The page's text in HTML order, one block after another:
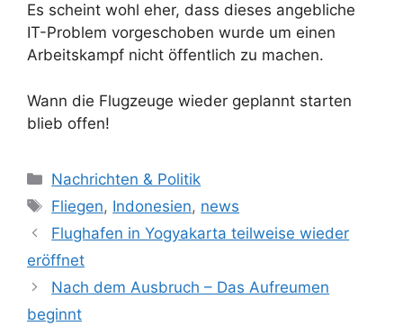
Es scheint wohl eher, dass dieses angebliche
IT-Problem vorgeschoben wurde um einen
Arbeitskampf nicht öffentlich zu machen.
Wann die Flugzeuge wieder geplannt starten
blieb offen!
K
a
e
g
o
r
Nachrichten & Politik
S
c
l
a
g
Fliegen, Indonesien, news
Flughafen in Yogyakarta teilweise wieder
eröffnet
Nach dem Ausbruch – Das Aufreumen
beginnt